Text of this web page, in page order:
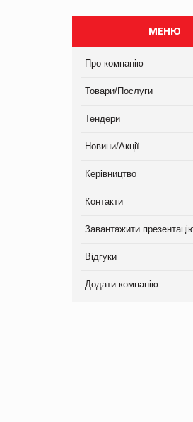
МЕНЮ
Про компанію
Товари/Послуги
Тендери
Новини/Акції
Керівництво
Контакти
Завантажити
Відгуки
Додати компанію